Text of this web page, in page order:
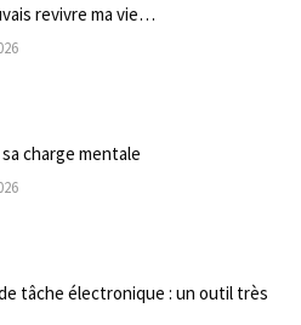
revivre ma vie…
charge mentale
tâche électronique : un outil très